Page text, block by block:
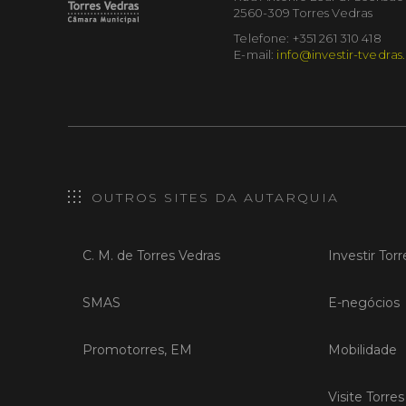
2560-309 Torres Vedras
Telefone: +351 261 310 418
E-mail: info@investir-
OUTROS SITES DA AUTARQUIA
C. M. de Torres Vedras
SMAS
Promotorres, EM
Investir
E-negócios
Mobilidade
Visite